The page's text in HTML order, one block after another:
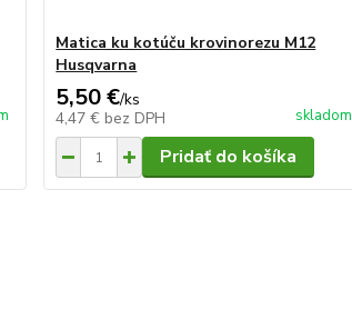
Matica ku kotúču krovinorezu M12
Husqvarna
5,50 €/ks
4,47 € bez DPH skladom
Pridať do košíka